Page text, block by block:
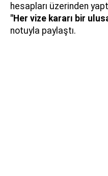
hesapları üzerinden
"Her vize kararı bir
notuyla paylaştı.